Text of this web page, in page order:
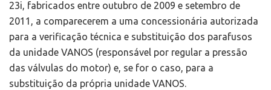
23i, fabricados entre outubro de 2009 e setembro de
2011, a comparecerem a uma concessionária autorizada
para a verificação técnica e substituição dos parafusos
da unidade VANOS (responsável por regular a pressão
das válvulas do motor) e, se for o caso, para a
substituição da própria unidade VANOS.